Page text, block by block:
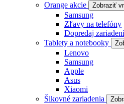
Orange akcie
Zobraziť
Samsung
Zľavy na telefóny
Dopredaj zariadení
Tablety a notebooky
Lenovo
Samsung
Apple
Asus
Xiaomi
Šikovné zariadenia